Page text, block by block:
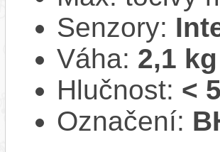
Senzory:
Váha: 2,1 kg
Hlučnost: <
Označení: